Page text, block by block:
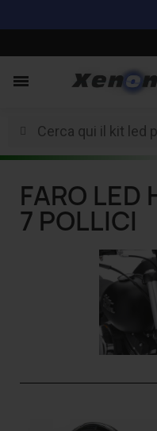
FARO LED
7 POLLICI